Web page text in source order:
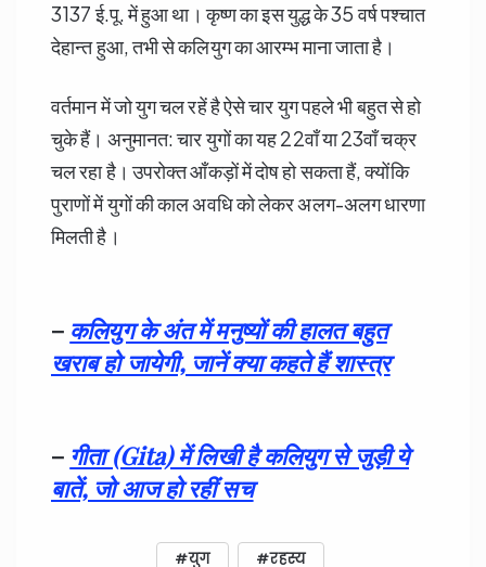
3137 ई.पू. में हुआ था। कृष्ण का इस युद्ध के 35 वर्ष पश्चात
देहान्त हुआ, तभी से कलियुग का आरम्भ माना जाता है।
वर्तमान में जो युग चल रहें है ऐसे चार युग पहले भी बहुत से हो
चुके हैं। अनुमानत: चार युगों का यह 22वाँ या 23वाँ चक्र
चल रहा है। उपरोक्त आँकड़ों में दोष हो सकता हैं, क्योंकि
पुराणों में युगों की काल अवधि को लेकर अलग-अलग धारणा
मिलती है।
– कलियुग के अंत में मनुष्यों की हालत बहुत
खराब हो जायेगी, जानें क्या कहते हैं शास्त्र
– गीता (Gita) में लिखी है कलियुग से जुड़ी ये
बातें, जो आज हो रहीं सच
युग रहस्य